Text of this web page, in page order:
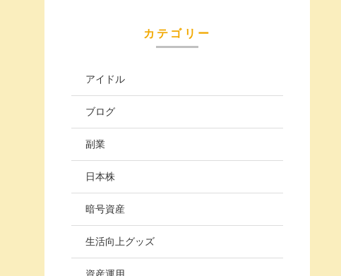
カテゴリー
アイドル
ブログ
副業
日本株
暗号資産
生活向上グッズ
資産運用